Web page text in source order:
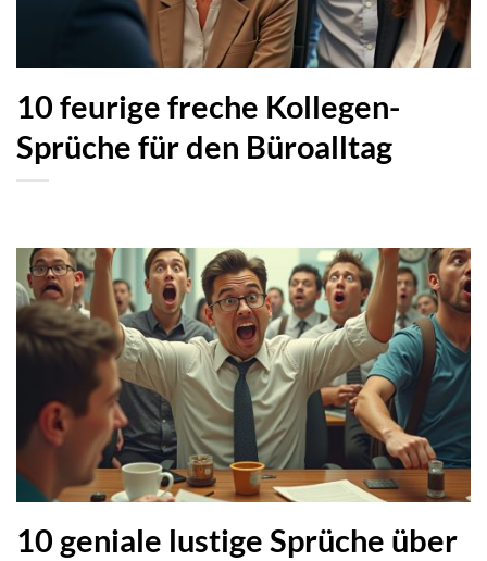
10 feurige freche Kollegen-
Sprüche für den Büroalltag
10 geniale lustige Sprüche über